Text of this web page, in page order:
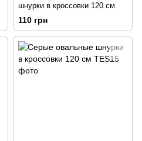
шнурки в кроссовки 120 см
110 грн